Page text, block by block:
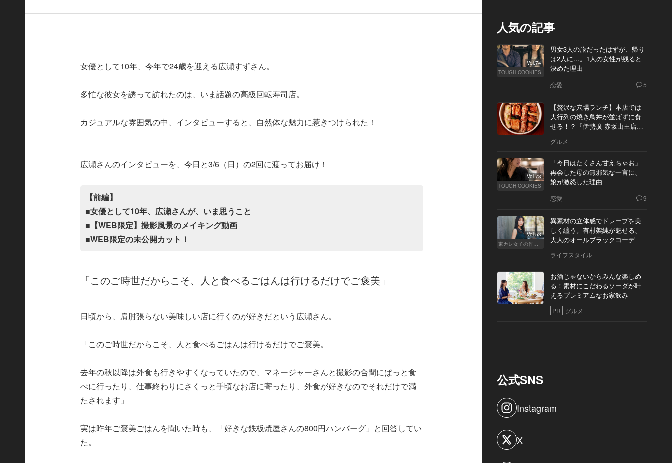
女優として10年、今年で24歳を迎える広瀬すずさん。
多忙な彼女を誘って訪れたのは、いま話題の高級回転寿司店。
カジュアルな雰囲気の中、インタビューすると、自然体な魅力に惹きつけられた！
広瀬さんのインタビューを、今日と3/6（日）の2回に渡ってお届け！
【前編】
■女優として10年、広瀬さんが、いま思うこと
■【WEB限定】撮影風景のメイキング動画
■WEB限定の未公開カット！
「このご時世だからこそ、人と食べるごはんは行けるだけでご褒美」
日頃から、肩肘張らない美味しい店に行くのが好きだという広瀬さん。
「このご時世だからこそ、人と食べるごはんは行けるだけでご褒美。
去年の秋以降は外食も行きやすくなっていたので、マネージャーさんと撮影の合間にぱっと食
べに行ったり、仕事終わりにさくっと手頃なお店に寄ったり、外食が好きなのでそれだけで満
たされます」
実は昨年ご褒美ごはんを聞いた時も、「好きな鉄板焼屋さんの800円ハンバーグ」と回答してい
た。
人気の記事
Vol.74
TOUGH COOKIES
男女3人の旅だったはずが、帰り
は2人に…。1人の女性が残ると
決めた理由
恋愛 5
【贅沢な穴場ランチ】本店では
大行列の焼き鳥丼が並ばずに食
せる！？『伊勢廣 赤坂山王店』
グルメ
Vol.73
TOUGH COOKIES
「今日はたくさん甘えちゃお」
再会した母の無邪気な一言に、
娘が激怒した理由
恋愛 9
Vol.53
東カレ女子の作り方
異素材の立体感でドレープを美
しく纏う。有村架純が魅せる、
大人のオールブラックコーデ
ライフスタイル
お酒じゃないからみんな楽しめ
る！素材にこだわるソーダが叶
えるプレミアムなお家飲み
PR グルメ
公式SNS
Instagram
X